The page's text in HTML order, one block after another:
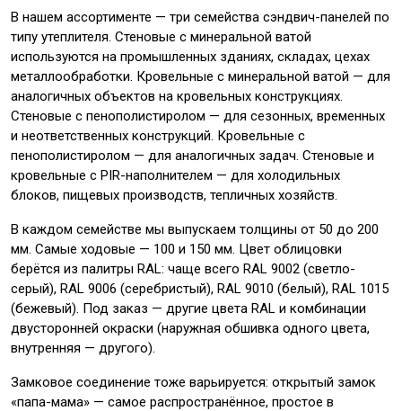
В нашем ассортименте — три семейства сэндвич-панелей по
типу утеплителя. Стеновые с минеральной ватой
используются на промышленных зданиях, складах, цехах
металлообработки. Кровельные с минеральной ватой — для
аналогичных объектов на кровельных конструкциях.
Стеновые с пенополистиролом — для сезонных, временных
и неответственных конструкций. Кровельные с
пенополистиролом — для аналогичных задач. Стеновые и
кровельные с PIR-наполнителем — для холодильных
блоков, пищевых производств, тепличных хозяйств.
В каждом семействе мы выпускаем толщины от 50 до 200
мм. Самые ходовые — 100 и 150 мм. Цвет облицовки
берётся из палитры RAL: чаще всего RAL 9002 (светло-
серый), RAL 9006 (серебристый), RAL 9010 (белый), RAL 1015
(бежевый). Под заказ — другие цвета RAL и комбинации
двусторонней окраски (наружная обшивка одного цвета,
внутренняя — другого).
Замковое соединение тоже варьируется: открытый замок
«папа-мама» — самое распространённое, простое в